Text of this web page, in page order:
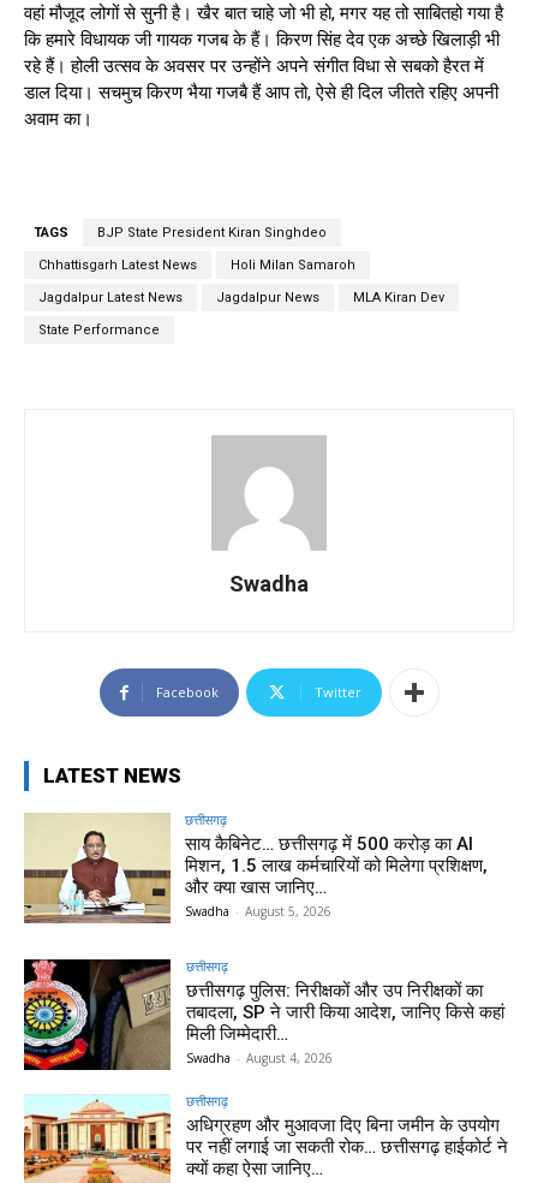
वहां मौजूद लोगों से सुनी है। खैर बात चाहे जो भी हो, मगर यह तो साबितहो गया है
कि हमारे विधायक जी गायक गजब के हैं। किरण सिंह देव एक अच्छे खिलाड़ी भी
रहे हैं। होली उत्सव के अवसर पर उन्होंने अपने संगीत विधा से सबको हैरत में
डाल दिया। सचमुच किरण भैया गजबै हैं आप तो, ऐसे ही दिल जीतते रहिए अपनी
अवाम का।
TAGS BJP State President Kiran Singhdeo
Chhattisgarh Latest News Holi Milan Samaroh
Jagdalpur Latest News Jagdalpur News MLA Kiran Dev
State Performance
Swadha
Facebook Twitter
LATEST NEWS
छत्तीसगढ़
साय कैबिनेट… छत्तीसगढ़ में 500 करोड़ का AI
मिशन, 1.5 लाख कर्मचारियों को मिलेगा प्रशिक्षण,
और क्या खास जानिए…
Swadha - August 5, 2026
छत्तीसगढ़
छत्तीसगढ़ पुलिस: निरीक्षकों और उप निरीक्षकों का
तबादला, SP ने जारी किया आदेश, जानिए किसे कहां
मिली जिम्मेदारी…
Swadha - August 4, 2026
छत्तीसगढ़
अधिग्रहण और मुआवजा दिए बिना जमीन के उपयोग
पर नहीं लगाई जा सकती रोक… छत्तीसगढ़ हाईकोर्ट ने
क्यों कहा ऐसा जानिए…